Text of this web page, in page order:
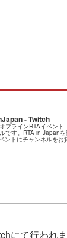
- Twitch
フラインRTAイベン
です。RTA in Japan
ントにチャンネルをお
にて行われま